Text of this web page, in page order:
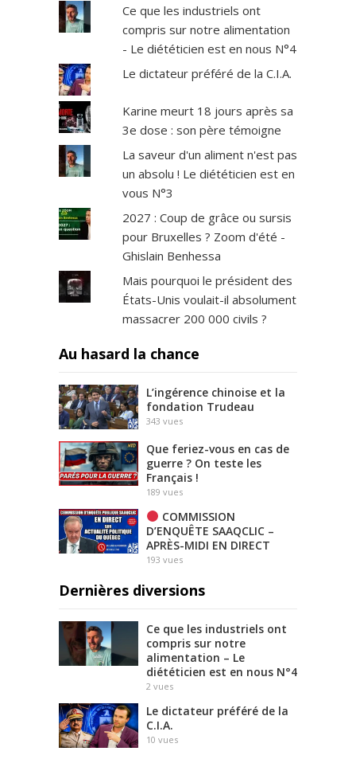
Ce que les industriels ont
compris sur notre alimentation
- Le diététicien est en nous N°4
Le dictateur préféré de la C.I.A.
Karine meurt 18 jours après sa
3e dose : son père témoigne
La saveur d'un aliment n'est pas
un absolu ! Le diététicien est en
vous N°3
2027 : Coup de grâce ou sursis
pour Bruxelles ? Zoom d'été -
Ghislain Benhessa
Mais pourquoi le président des
États-Unis voulait-il absolument
massacrer 200 000 civils ?
Au hasard la chance
L’ingérence chinoise et la
fondation Trudeau
343 vues
Que feriez-vous en cas de
guerre ? On teste les
Français !
189 vues
COMMISSION
D’ENQUÊTE SAAQCLIC –
APRÈS-MIDI EN DIRECT
193 vues
Dernières diversions
Ce que les industriels ont
compris sur notre
alimentation – Le
diététicien est en nous N°4
2 vues
Le dictateur préféré de la
C.I.A.
10 vues